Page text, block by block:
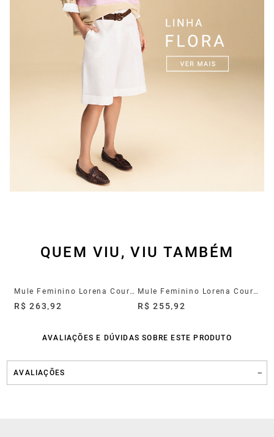
QUEM VIU, VIU TAMBÉM
Mule Feminino Lorena Couro Dourado
R$ 263,92
Mule Feminino Lorena Couro Marrom
R$ 255,92
AVALIAÇÕES E DÚVIDAS SOBRE ESTE PRODUTO
AVALIAÇÕES